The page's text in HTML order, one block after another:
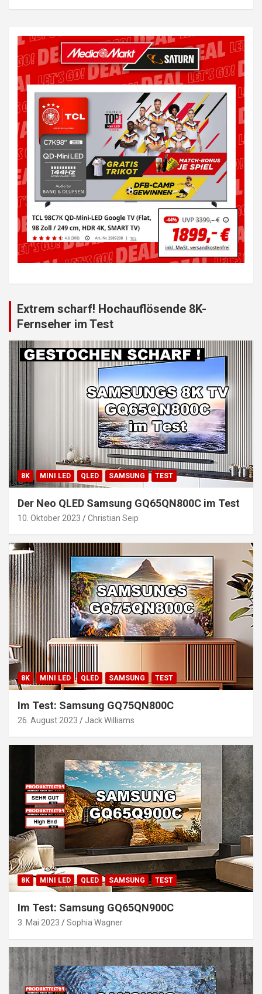
Extrem scharf! Hochauflösende 8K-
Fernseher im Test
8K MINI LED QLED SAMSUNG TEST
Der Neo QLED Samsung GQ65QN800C im Test
10. Oktober 2023 Christian Seip
8K MINI LED QLED SAMSUNG TEST
Im Test: Samsung GQ75QN800C
26. August 2023 Jack Williams
8K MINI LED QLED SAMSUNG TEST
Im Test: Samsung GQ65QN900C
3. Mai 2023 Sophia Wagner